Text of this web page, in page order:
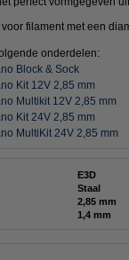
filament met een
onderdelen:
Block & Sock
Kit 12V 2,85 mm
Multikit 12V 2,85 mm
Kit 24V 2,85 mm
MultiKit 24V 2,85 mm
E3D
Staal
2,85 mm
1,4 mm